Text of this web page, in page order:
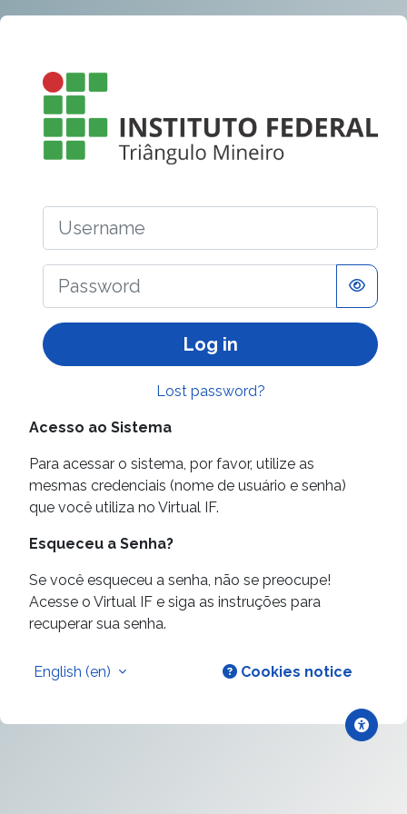
Skip to main content
Log in
Lost password?
Acesso ao Sistema
Para acessar o sistema, por favor, utilize as
mesmas credenciais (nome de usuário e senha)
que você utiliza no Virtual IF.
Esqueceu a Senha?
Se você esqueceu a senha, não se preocupe!
Acesse o Virtual IF e siga as instruções para
recuperar sua senha.
English ‎(en)‎ Cookies notice